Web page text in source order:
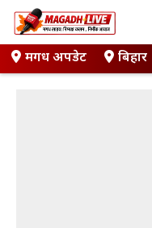
Skip
to
contentमगध अपडेट बिहार